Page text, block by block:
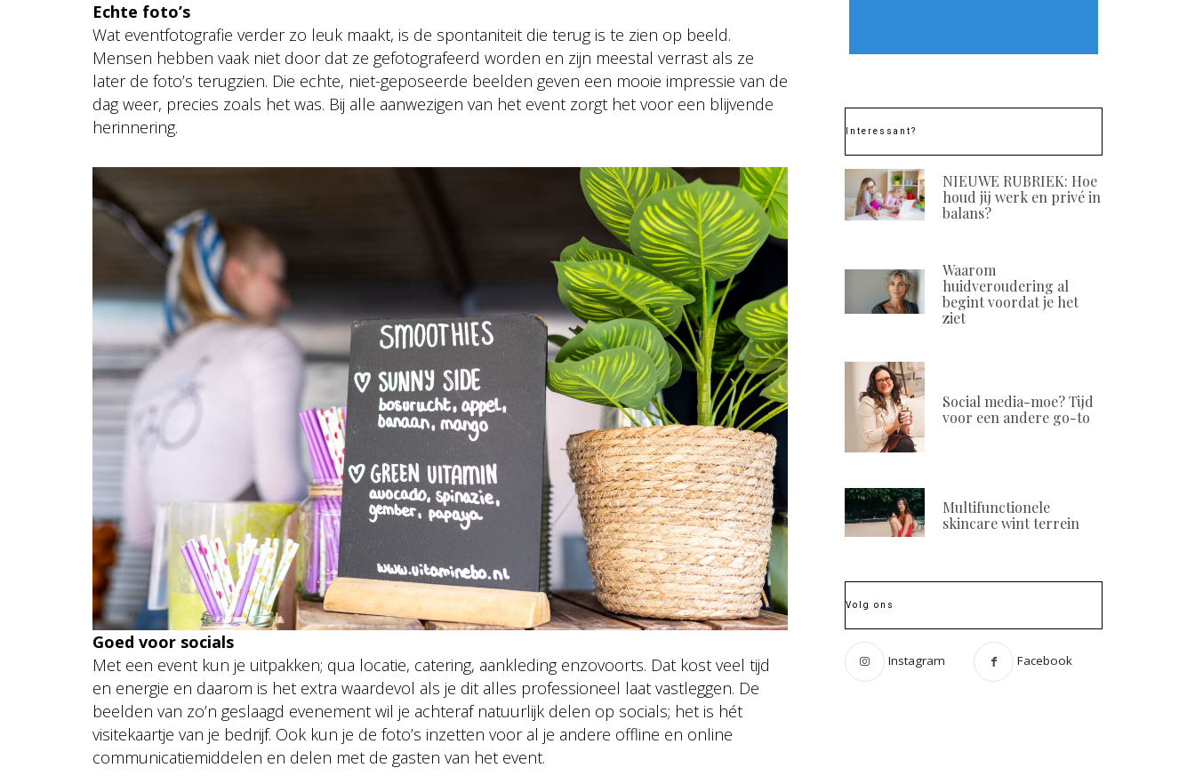
Echte foto’s
Wat eventfotografie verder zo leuk maakt, is de spontaniteit die terug is te zien op beeld.
Mensen hebben vaak niet door dat ze gefotografeerd worden en zijn meestal verrast als ze
later de foto’s terugzien. Die echte, niet-geposeerde beelden geven een mooie impressie van de
dag weer, precies zoals het was. Bij alle aanwezigen van het event zorgt het voor een blijvende
herinnering.
Goed voor socials
Met een event kun je uitpakken; qua locatie, catering, aankleding enzovoorts. Dat kost veel tijd
en energie en daarom is het extra waardevol als je dit alles professioneel laat vastleggen. De
beelden van zo’n geslaagd evenement wil je achteraf natuurlijk delen op socials; het is hét
visitekaartje van je bedrijf. Ook kun je de foto’s inzetten voor al je andere offline en online
communicatiemiddelen en delen met de gasten van het event.
Interessant?
NIEUWE RUBRIEK: Hoe
houd jij werk en privé in
balans?
Waarom
huidveroudering al
begint voordat je het
ziet
Social media-moe? Tijd
voor een andere go-to
Multifunctionele
skincare wint terrein
Volg ons
Instagram Facebook